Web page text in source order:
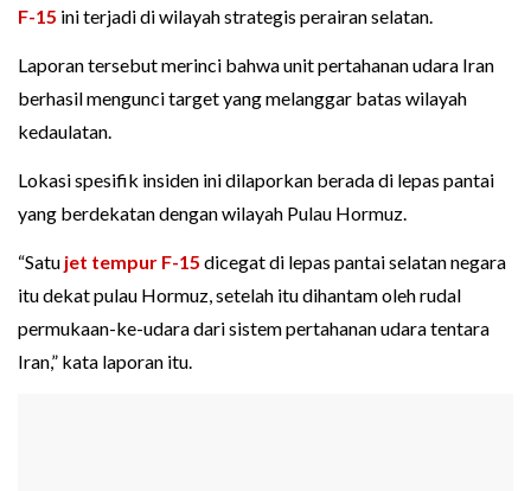
F-15 ini terjadi di wilayah strategis perairan selatan.
Laporan tersebut merinci bahwa unit pertahanan udara Iran
berhasil mengunci target yang melanggar batas wilayah
kedaulatan.
Lokasi spesifik insiden ini dilaporkan berada di lepas pantai
yang berdekatan dengan wilayah Pulau Hormuz.
“Satu jet tempur F-15 dicegat di lepas pantai selatan negara
itu dekat pulau Hormuz, setelah itu dihantam oleh rudal
permukaan-ke-udara dari sistem pertahanan udara tentara
Iran,” kata laporan itu.